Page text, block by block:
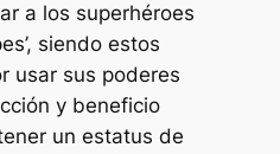
a los superhéroes
siendo estos
usar sus poderes
y beneficio
un estatus de